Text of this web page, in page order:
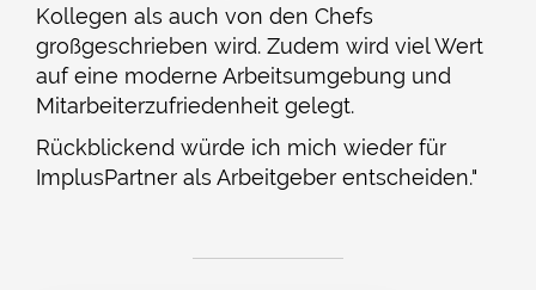
Kollegen als auch von den Chefs
großgeschrieben wird. Zudem wird viel Wert
auf eine moderne Arbeitsumgebung und
Mitarbeiterzufriedenheit gelegt.
Rückblickend würde ich mich wieder für
ImplusPartner als Arbeitgeber entscheiden."